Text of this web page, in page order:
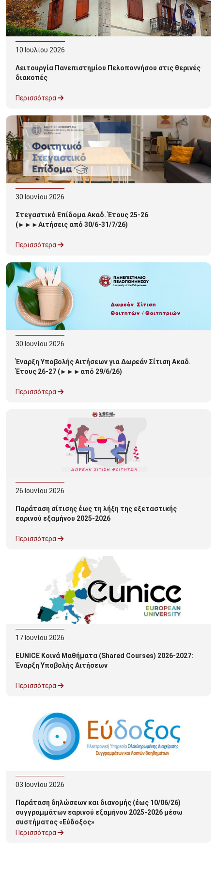
10 Ιουλίου 2026
Λειτουργία Πανεπιστημίου Πελοποννήσου στις θερινές
διακοπές
Περισσότερα
30 Ιουνίου 2026
Στεγαστικό Επίδομα Ακαδ. Έτους 25-26
(►►►Αιτήσεις από 30/6-31/7/26)
Περισσότερα
30 Ιουνίου 2026
Έναρξη Υποβολής Αιτήσεων για Δωρεάν Σίτιση Ακαδ.
Έτους 26-27 (►►►από 29/6/26)
Περισσότερα
26 Ιουνίου 2026
Παράταση σίτισης έως τη λήξη της εξεταστικής
εαρινού εξαμήνου 2025-2026
Περισσότερα
17 Ιουνίου 2026
EUNICE Κοινά Μαθήματα (Shared Courses) 2026-2027:
Έναρξη Υποβολής Αιτήσεων
Περισσότερα
03 Ιουνίου 2026
Παράταση δηλώσεων και διανομής (έως 10/06/26)
συγγραμμάτων εαρινού εξαμήνου 2025-2026 μέσω
συστήματος «Εύδοξος»
Περισσότερα